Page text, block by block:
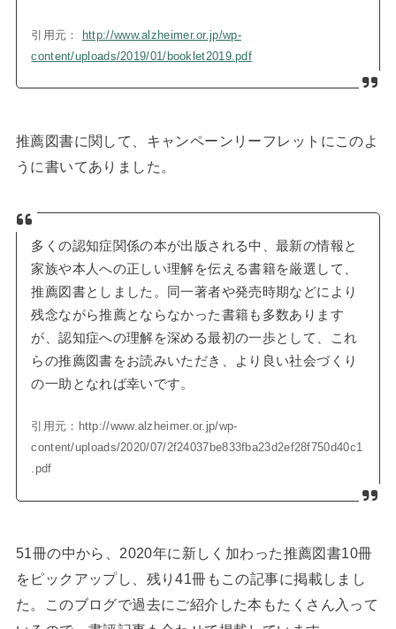
引用元： http://www.alzheimer.or.jp/wp-
content/uploads/2019/01/booklet2019.pdf
推薦図書に関して、キャンペーンリーフレットにこのよ
うに書いてありました。
多くの認知症関係の本が出版される中、最新の情報と
家族や本人への正しい理解を伝える書籍を厳選して、
推薦図書としました。同一著者や発売時期などにより
残念ながら推薦とならなかった書籍も多数あります
が、認知症への理解を深める最初の一歩として、これ
らの推薦図書をお読みいただき、より良い社会づくり
の一助となれば幸いです。
引用元：http://www.alzheimer.or.jp/wp-
content/uploads/2020/07/2f24037be833fba23d2ef28f750d40c1
.pdf
51冊の中から、2020年に新しく加わった推薦図書10冊
をピックアップし、残り41冊もこの記事に掲載しまし
た。このブログで過去にご紹介した本もたくさん入って